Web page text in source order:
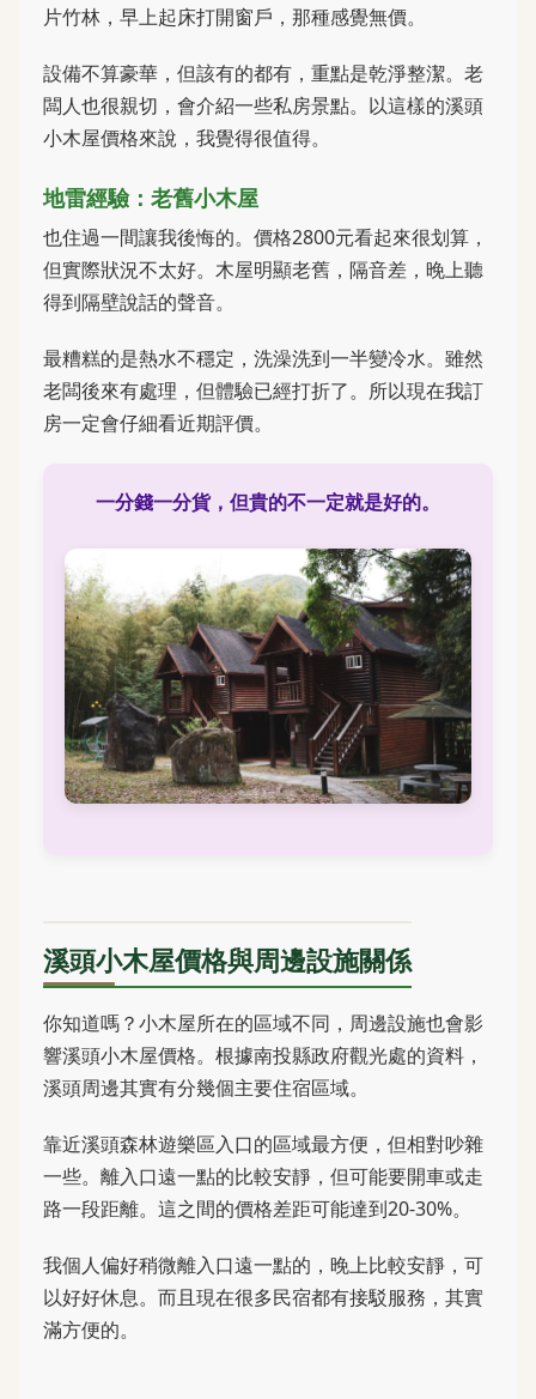
片竹林，早上起床打開窗戶，那種感覺無價。
設備不算豪華，但該有的都有，重點是乾淨整潔。老
闆人也很親切，會介紹一些私房景點。以這樣的溪頭
小木屋價格來說，我覺得很值得。
地雷經驗：老舊小木屋
也住過一間讓我後悔的。價格2800元看起來很划算，
但實際狀況不太好。木屋明顯老舊，隔音差，晚上聽
得到隔壁說話的聲音。
最糟糕的是熱水不穩定，洗澡洗到一半變冷水。雖然
老闆後來有處理，但體驗已經打折了。所以現在我訂
房一定會仔細看近期評價。
一分錢一分貨，但貴的不一定就是好的。
溪頭小木屋價格與周邊設施關係
你知道嗎？小木屋所在的區域不同，周邊設施也會影
響溪頭小木屋價格。根據南投縣政府觀光處的資料，
溪頭周邊其實有分幾個主要住宿區域。
靠近溪頭森林遊樂區入口的區域最方便，但相對吵雜
一些。離入口遠一點的比較安靜，但可能要開車或走
路一段距離。這之間的價格差距可能達到20-30%。
我個人偏好稍微離入口遠一點的，晚上比較安靜，可
以好好休息。而且現在很多民宿都有接駁服務，其實
滿方便的。